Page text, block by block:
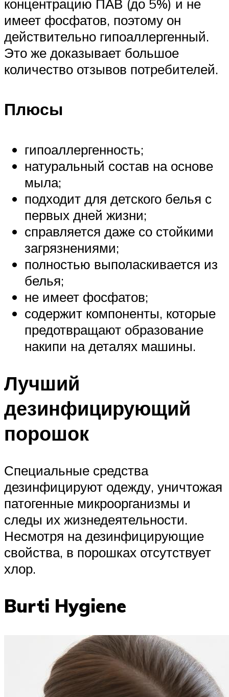
концентрацию ПАВ (до 5%) и не
имеет фосфатов, поэтому он
действительно гипоаллергенный.
Это же доказывает большое
количество отзывов потребителей.
Плюсы
гипоаллергенность;
натуральный состав на основе
мыла;
подходит для детского белья с
первых дней жизни;
справляется даже со стойкими
загрязнениями;
полностью выполаскивается из
белья;
не имеет фосфатов;
содержит компоненты, которые
предотвращают образование
накипи на деталях машины.
Лучший
дезинфицирующий
порошок
Специальные средства
дезинфицируют одежду, уничтожая
патогенные микроорганизмы и
следы их жизнедеятельности.
Несмотря на дезинфицирующие
свойства, в порошках отсутствует
хлор.
Burti Hygiene